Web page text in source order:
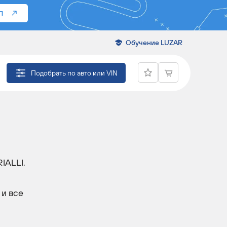
Обучение LUZAR
Подобрать по авто или VIN
все